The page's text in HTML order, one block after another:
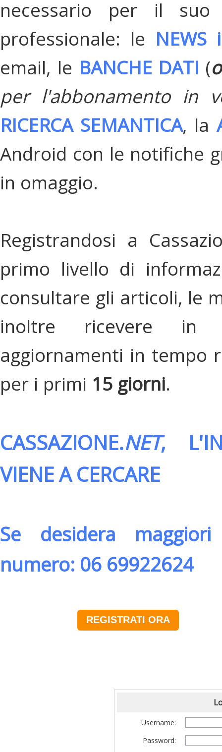
necessario per il suo
professionale: le
email, le BANCHE DATI (
per l'abbonamento in
RICERCA SEMANTICA, la
Android con le notifiche
in omaggio.
Registrandosi a
primo livello di
consultare gli articoli, le
inoltre ricevere in
aggiornamenti in tempo
per i primi 15 giorni.
CASSAZIONE.NET,
VIENE A CERCARE
Se desidera
numero: 06 69922624
REGISTRATI ORA
Username:
Password: